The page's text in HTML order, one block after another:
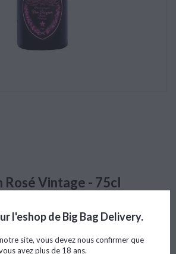
Rosé Vintage - 75cl
l'eshop de Big Bag Delivery.
site, vous devez nous confirmer que
avez plus de 18 ans.